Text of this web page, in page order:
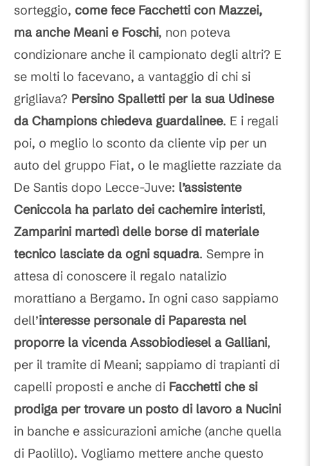
sorteggio, come fece Facchetti con Mazzei,
ma anche Meani e Foschi, non poteva
condizionare anche il campionato degli altri? E
se molti lo facevano, a vantaggio di chi si
grigliava? Persino Spalletti per la sua Udinese
da Champions chiedeva guardalinee. E i regali
poi, o meglio lo sconto da cliente vip per un
auto del gruppo Fiat, o le magliette razziate da
De Santis dopo Lecce-Juve: l’assistente
Ceniccola ha parlato dei cachemire interisti,
Zamparini martedì delle borse di materiale
tecnico lasciate da ogni squadra. Sempre in
attesa di conoscere il regalo natalizio
morattiano a Bergamo. In ogni caso sappiamo
dell’interesse personale di Paparesta nel
proporre la vicenda Assobiodiesel a Galliani,
per il tramite di Meani; sappiamo di trapianti di
capelli proposti e anche di Facchetti che si
prodiga per trovare un posto di lavoro a Nucini
in banche e assicurazioni amiche (anche quella
di Paolillo). Vogliamo mettere anche questo